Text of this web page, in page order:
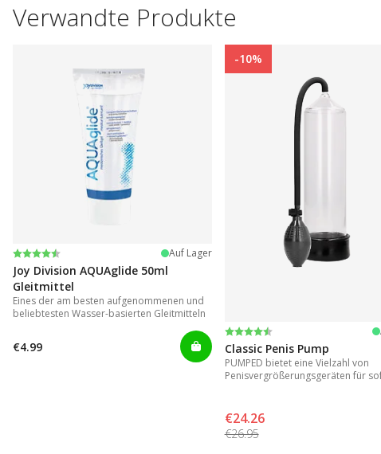
Verwandte Produkte
Bewertung:
4.2 von 5 Sternen Auf Lager
Joy Division AQUAglide 50ml
Gleitmittel
Eines der am besten aufgenommenen und
beliebtesten Wasser-basierten Gleitmitteln
€4.99
-10%
Bewertung:
4.3 von 5 Sternen
Classic Penis Pump
PUMPED bietet eine Vielzahl von
Penisvergrößerungsgeräten für
€24.26
€26.95